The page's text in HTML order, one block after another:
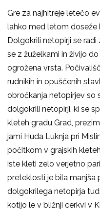
Gre za najhitreje letečo
lahko med letom
Dolgokrili netopirji se radi
se z žuželkami in živijo
ogrožena vrsta.
rudnikih in opuščenih
obročkanja netopirjev so
dolgokrili netopirji, ki se
kleteh gradu Grad,
jami Huda Luknja pri
počitkom v grajskih
iste kleti zelo verjetno
preteklosti je bila manjša
dolgokrilega netopirja
kotijo le v bližnji cerkvi v